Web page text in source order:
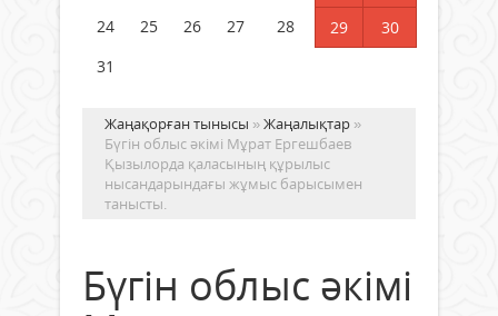
24
25 26 27 28 29
30
31
Жаңақорған тынысы »Жаңалықтар »
Бүгін облыс әкімі Мұрат Ергешбаев
Қызылорда қаласының құрылыс
нысандарындағы жұмыс барысымен
танысты.
Бүгін облыс әкімі